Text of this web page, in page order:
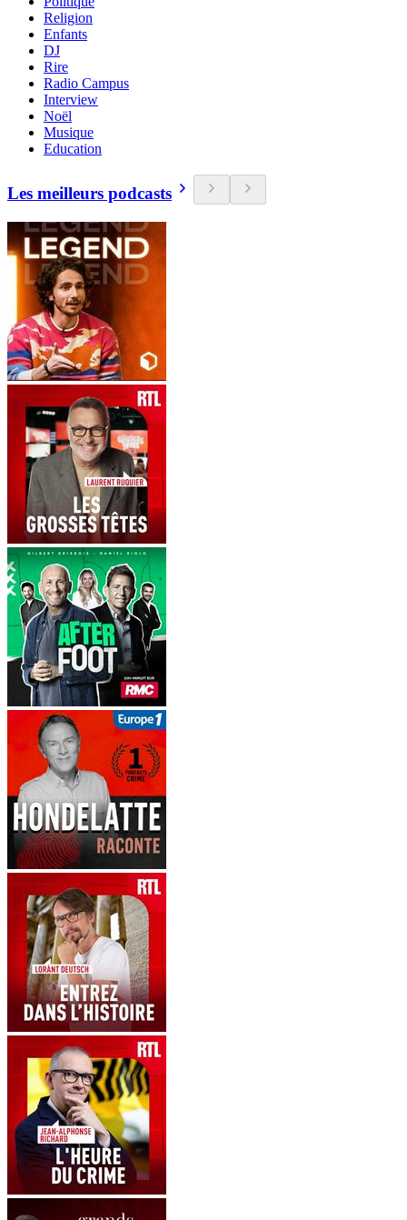
Religion
Enfants
DJ
Rire
Radio Campus
Interview
Noël
Musique
Education
Les meilleurs podcasts